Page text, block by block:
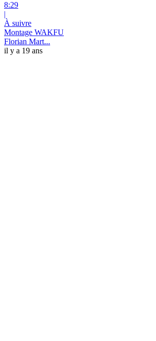
8:29
|
À suivre
Montage WAKFU
Florian Mart...
il y a 19 ans